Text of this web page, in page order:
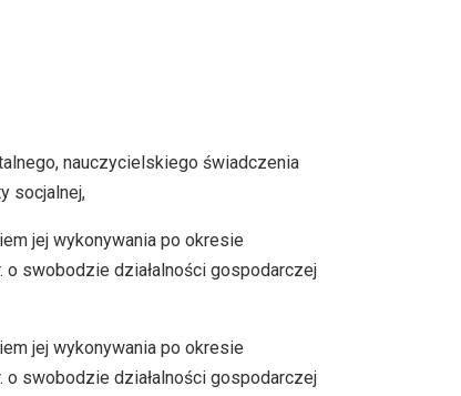
nauczycielskiego świadczenia
socjalnej,
jej wykonywania po okresie
o swobodzie działalności gospodarczej
jej wykonywania po okresie
o swobodzie działalności gospodarczej